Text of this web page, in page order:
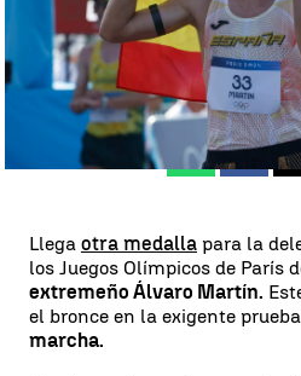
Estela C. Martínez
Publicado:01 de agosto de 2024,
Whatsapp
Llega otra medalla para la
los Juegos Olímpicos de París
extremeño Álvaro Martín.
el bronce en la exigente
marcha.